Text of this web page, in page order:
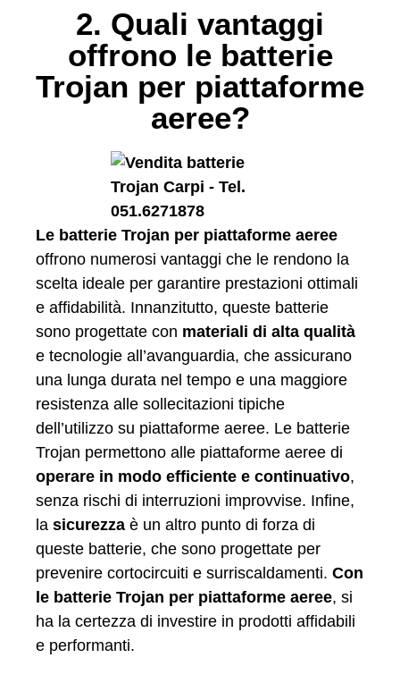
2. Quali vantaggi
offrono le batterie
Trojan per piattaforme
aeree?
Le batterie Trojan per piattaforme aeree
offrono numerosi vantaggi che le rendono la
scelta ideale per garantire prestazioni ottimali
e affidabilità. Innanzitutto, queste batterie
sono progettate con materiali di alta qualità
e tecnologie all’avanguardia, che assicurano
una lunga durata nel tempo e una maggiore
resistenza alle sollecitazioni tipiche
dell’utilizzo su piattaforme aeree. Le batterie
Trojan permettono alle piattaforme aeree di
operare in modo efficiente e continuativo,
senza rischi di interruzioni improvvise. Infine,
la sicurezza è un altro punto di forza di
queste batterie, che sono progettate per
prevenire cortocircuiti e surriscaldamenti. Con
le batterie Trojan per piattaforme aeree, si
ha la certezza di investire in prodotti affidabili
e performanti.